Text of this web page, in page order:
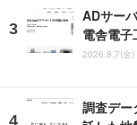
ADサー
電舎電子
2026.8.7(金)
調査デー